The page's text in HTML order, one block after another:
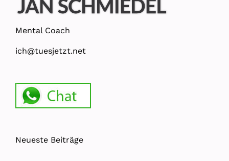
Mental Coach
ich@tuesjetzt.net
Neueste Beiträge